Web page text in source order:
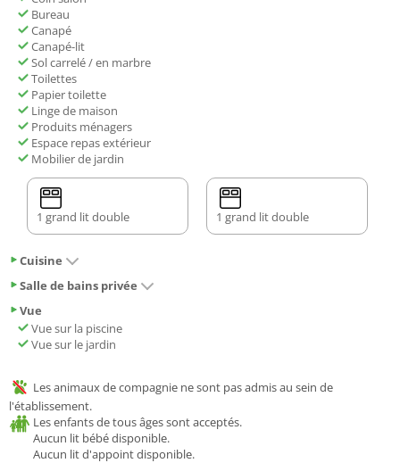
Bureau
Canapé
Canapé-lit
Sol carrelé / en marbre
Toilettes
Papier toilette
Linge de maison
Produits ménagers
Espace repas extérieur
Mobilier de jardin
1 grand lit double 1 grand lit double
Cuisine
Salle de bains privée
Vue
Vue sur la piscine
Vue sur le jardin
Les animaux de compagnie ne sont pas admis au sein de
l'établissement.
Les enfants de tous âges sont acceptés.
Aucun lit bébé disponible.
Aucun lit d'appoint disponible.